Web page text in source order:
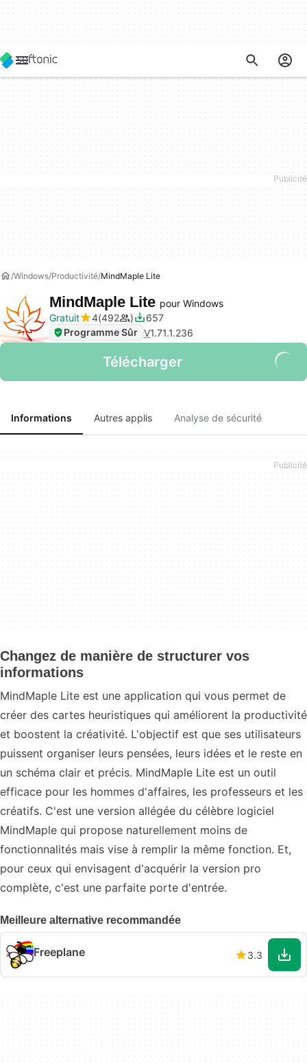
Windows Productivité MindMaple Lite
MindMaple Lite pour Windows
Gratuit
4 492
657
Programme Sûr V1.71.1.236
Télécharger
Informations Autres applis Analyse de sécurité
Changez de manière de structurer vos
informations
MindMaple Lite est une application qui vous permet de
créer des cartes heuristiques qui améliorent la productivité
et boostent la créativité. L'objectif est que ses utilisateurs
puissent organiser leurs pensées, leurs idées et le reste en
un schéma clair et précis. MindMaple Lite est un outil
efficace pour les hommes d'affaires, les professeurs et les
créatifs. C'est une version allégée du célèbre logiciel
MindMaple qui propose naturellement moins de
fonctionnalités mais vise à remplir la même fonction. Et,
pour ceux qui envisagent d'acquérir la version pro
complète, c'est une parfaite porte d'entrée.
Meilleure alternative recommandée
Freeplane 3.3